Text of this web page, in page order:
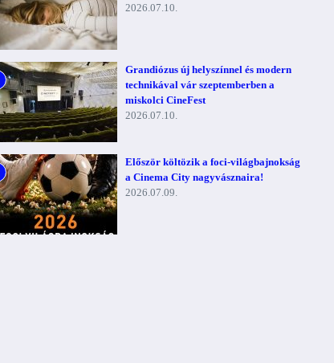
2026.07.10.
Grandiózus új helyszínnel és modern
technikával vár szeptemberben a
miskolci CineFest
2026.07.10.
Először költözik a foci-világbajnokság
a Cinema City nagyvásznaira!
2026.07.09.